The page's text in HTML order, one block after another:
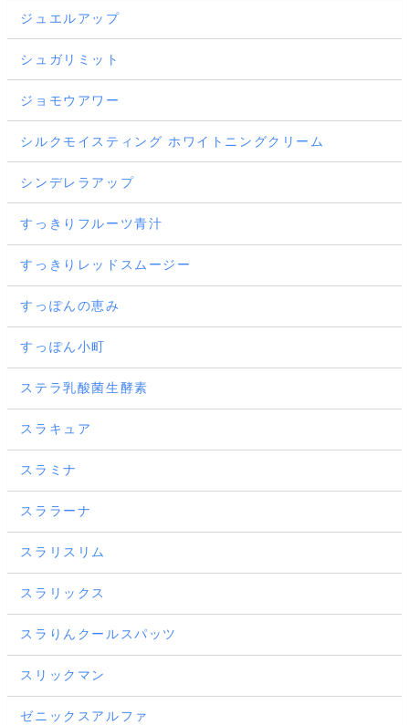
ジュエルアップ
シュガリミット
ジョモウアワー
シルクモイスティング ホワイトニングクリーム
シンデレラアップ
すっきりフルーツ青汁
すっきりレッドスムージー
すっぽんの恵み
すっぽん小町
ステラ乳酸菌生酵素
スラキュア
スラミナ
スララーナ
スラリスリム
スラリックス
スラりんクールスパッツ
スリックマン
ゼニックスアルファ